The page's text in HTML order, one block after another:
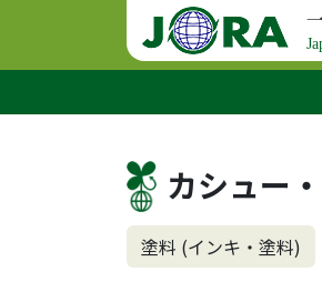
コンテンツへスキップ
メインナビゲーシ
カシュー
塗料 (インキ・塗料)